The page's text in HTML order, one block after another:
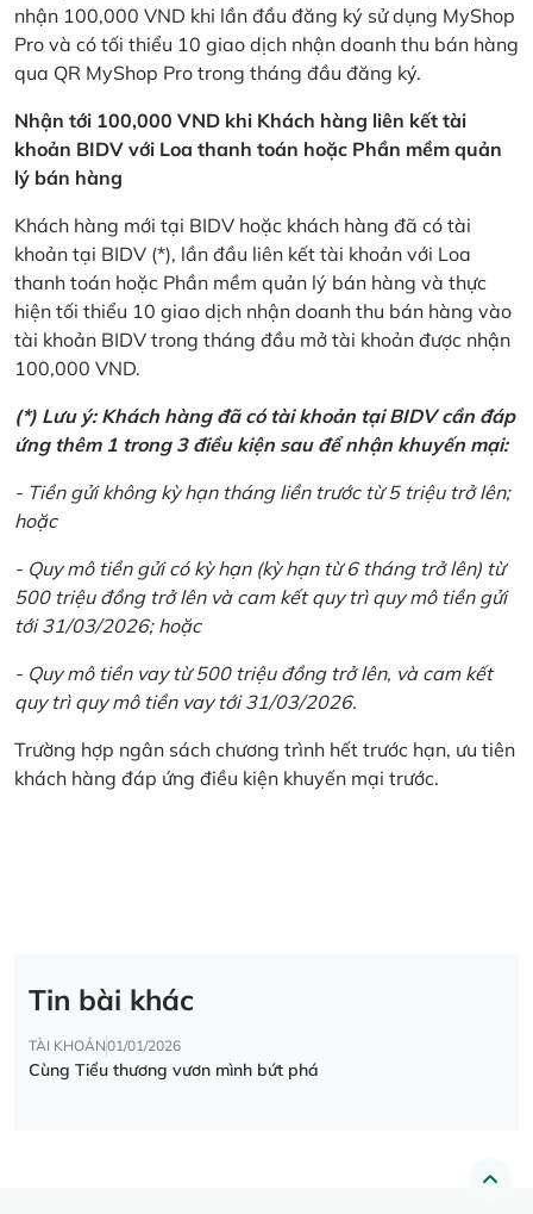
nhận 100,000 VND khi lần đầu đăng ký sử dụng MyShop
Pro và có tối thiểu 10 giao dịch nhận doanh thu bán hàng
qua QR MyShop Pro trong tháng đầu đăng ký.
Nhận tới 100,000 VND khi Khách hàng liên kết tài
khoản BIDV với Loa thanh toán hoặc Phần mềm quản
lý bán hàng
Khách hàng mới tại BIDV hoặc khách hàng đã có tài
khoản tại BIDV (*), lần đầu liên kết tài khoản với Loa
thanh toán hoặc Phần mềm quản lý bán hàng và thực
hiện tối thiểu 10 giao dịch nhận doanh thu bán hàng vào
tài khoản BIDV trong tháng đầu mở tài khoản được nhận
100,000 VND.
(*) Lưu ý: Khách hàng đã có tài khoản tại BIDV cần đáp
ứng thêm 1 trong 3 điều kiện sau để nhận khuyến mại:
- Tiền gửi không kỳ hạn tháng liền trước từ 5 triệu trở lên;
hoặc
- Quy mô tiền gửi có kỳ hạn (kỳ hạn từ 6 tháng trở lên) từ
500 triệu đồng trở lên và cam kết quy trì quy mô tiền gửi
tới 31/03/2026; hoặc
- Quy mô tiền vay từ 500 triệu đồng trở lên, và cam kết
quy trì quy mô tiền vay tới 31/03/2026.
Trường hợp ngân sách chương trình hết trước hạn, ưu tiên
khách hàng đáp ứng điều kiện khuyến mại trước.
Tin bài khác
TÀI KHOẢN01/01/2026
Cùng Tiểu thương vươn mình bứt phá